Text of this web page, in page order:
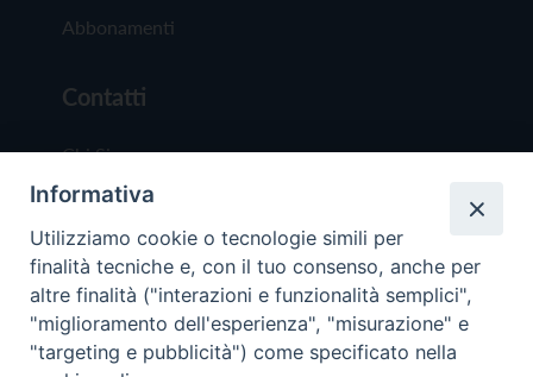
Abbonamenti
Contatti
Chi Siamo
Redazione
Scrivici
Informativa
Utilizziamo cookie o tecnologie simili per
finalità tecniche e, con il tuo consenso, anche per
altre finalità ("interazioni e funzionalità semplici",
"miglioramento dell'esperienza", "misurazione" e
"targeting e pubblicità") come specificato nella